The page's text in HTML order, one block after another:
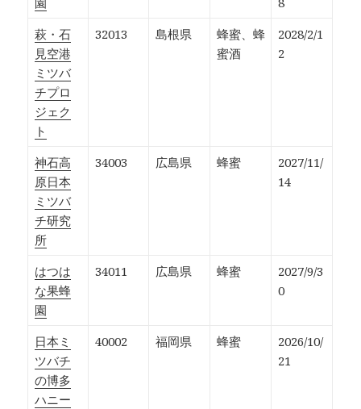
萩・石
見空港
ミツバ
チプロ
ジェク
ト
32013 島根県
蜂蜜、蜂
蜜酒
2028/2/1
2
神石高
原日本
ミツバ
チ研究
所
34003 広島県 蜂蜜
2027/11/
14
はつは
な果蜂
園
34011 広島県 蜂蜜
2027/9/3
0
日本ミ
ツバチ
の博多
ハニー
40002 福岡県 蜂蜜
2026/10/
21